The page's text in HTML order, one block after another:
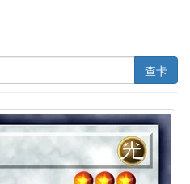
查卡